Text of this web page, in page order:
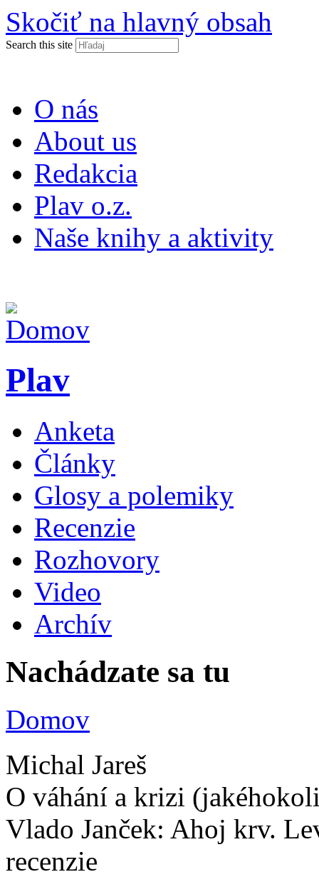
Skočiť na hlavný obsah
Search this site
O nás
About us
Redakcia
Plav o.z.
Naše knihy a aktivity
Plav
Anketa
Články
Glosy a polemiky
Recenzie
Rozhovory
Video
Archív
Nachádzate sa tu
Domov
Michal Jareš
O váhání a krizi
Vlado Janček: Ahoj krv.
recenzie